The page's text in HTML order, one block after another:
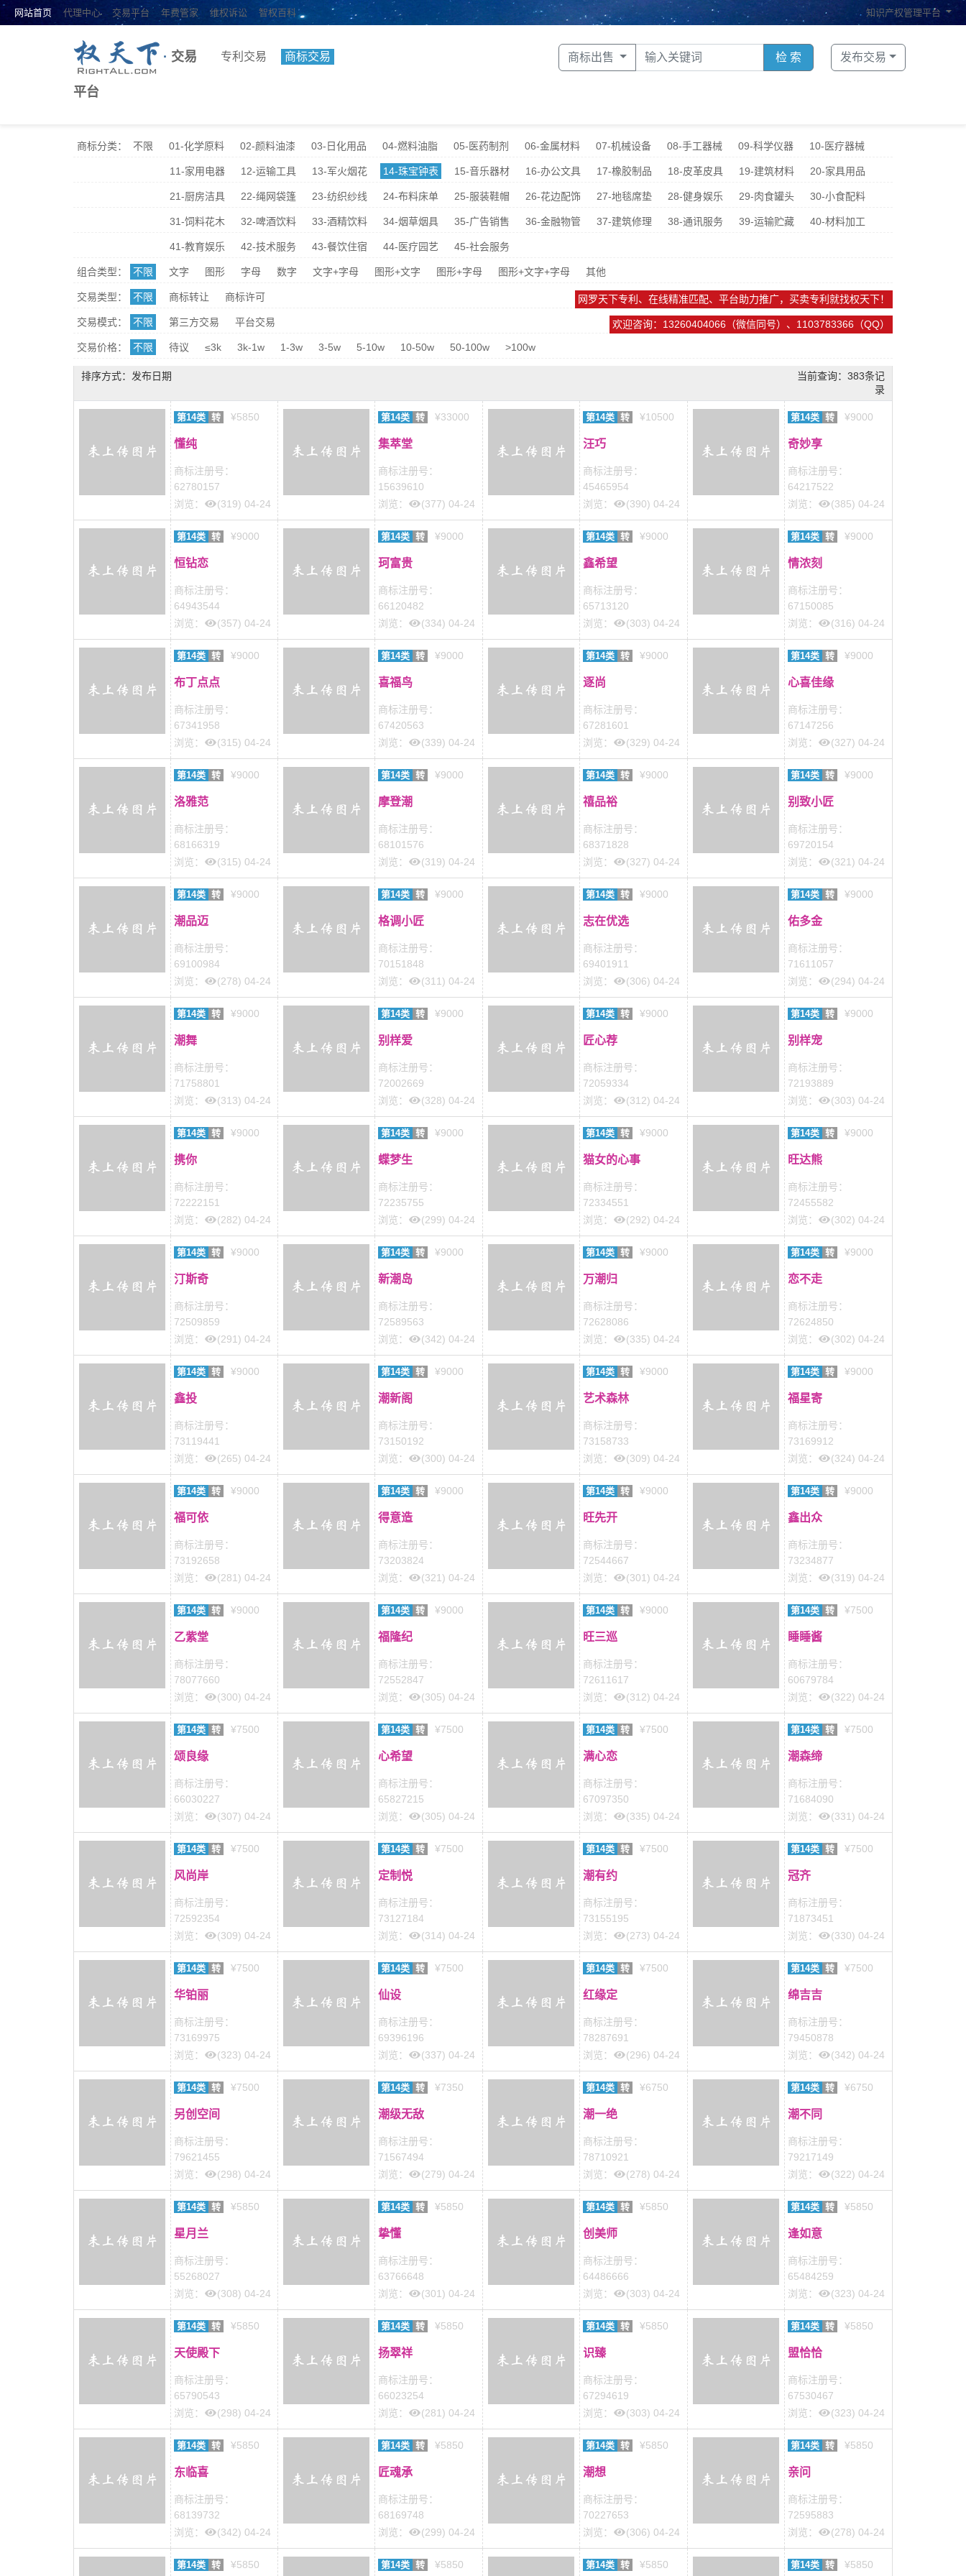
网站首页 代理中心 交易平台 年费管家 维权诉讼 智权百科 知识产权管理平台
· 交易
平台
专利交易 商标交易 商标出售 检 索 发布交易
商标分类： 不限 01-化学原料 02-颜料油漆 03-日化用品 04-燃料油脂 05-医药制剂 06-金属材料 07-机械设备 08-手工器械 09-科学仪器 10-医疗器械
11-家用电器 12-运输工具 13-军火烟花 14-珠宝钟表 15-音乐器材 16-办公文具 17-橡胶制品 18-皮革皮具 19-建筑材料 20-家具用品
21-厨房洁具 22-绳网袋篷 23-纺织纱线 24-布料床单 25-服装鞋帽 26-花边配饰 27-地毯席垫 28-健身娱乐 29-肉食罐头 30-小食配料
31-饲料花木 32-啤酒饮料 33-酒精饮料 34-烟草烟具 35-广告销售 36-金融物管 37-建筑修理 38-通讯服务 39-运输贮藏 40-材料加工
41-教育娱乐 42-技术服务 43-餐饮住宿 44-医疗园艺 45-社会服务
组合类型： 不限 文字 图形 字母 数字 文字+字母 图形+文字 图形+字母 图形+文字+字母 其他
交易类型： 不限 商标转让 商标许可
网罗天下专利、在线精准匹配、平台助力推广，买卖专利就找权天下！
交易模式：
不限 第三方交易 平台交易
欢迎咨询：13260404066（微信同号）、1103783366（QQ）
交易价格：
不限 待议 ≤3k 3k-1w 1-3w 3-5w 5-10w 10-50w 50-100w >100w
排序方式：发布日期
当前查询：383条记
录
第14类 转 ¥5850
懂纯
商标注册号：
62780157
浏览：
(319) 04-24
第14类 转 ¥33000
集萃堂
商标注册号：
15639610
浏览：
(377) 04-24
第14类 转 ¥10500
汪巧
商标注册号：
45465954
浏览：
(390) 04-24
第14类 转 ¥9000
奇妙享
商标注册号：
64217522
浏览：
(385) 04-24
第14类 转 ¥9000
恒钻恋
商标注册号：
64943544
浏览：
(357) 04-24
第14类 转 ¥9000
珂富贵
商标注册号：
66120482
浏览：
(334) 04-24
第14类 转 ¥9000
鑫希望
商标注册号：
65713120
浏览：
(303) 04-24
第14类 转 ¥9000
情浓刻
商标注册号：
67150085
浏览：
(316) 04-24
第14类 转 ¥9000
布丁点点
商标注册号：
67341958
浏览：
(315) 04-24
第14类 转 ¥9000
喜福鸟
商标注册号：
67420563
浏览：
(339) 04-24
第14类 转 ¥9000
逐尚
商标注册号：
67281601
浏览：
(329) 04-24
第14类 转 ¥9000
心喜佳缘
商标注册号：
67147256
浏览：
(327) 04-24
第14类 转 ¥9000
洛雅范
商标注册号：
68166319
浏览：
(315) 04-24
第14类 转 ¥9000
摩登潮
商标注册号：
68101576
浏览：
(319) 04-24
第14类 转 ¥9000
禧品裕
商标注册号：
68371828
浏览：
(327) 04-24
第14类 转 ¥9000
别致小匠
商标注册号：
69720154
浏览：
(321) 04-24
第14类 转 ¥9000
潮品迈
商标注册号：
69100984
浏览：
(278) 04-24
第14类 转 ¥9000
格调小匠
商标注册号：
70151848
浏览：
(311) 04-24
第14类 转 ¥9000
志在优选
商标注册号：
69401911
浏览：
(306) 04-24
第14类 转 ¥9000
佑多金
商标注册号：
71611057
浏览：
(294) 04-24
第14类 转 ¥9000
潮舞
商标注册号：
71758801
浏览：
(313) 04-24
第14类 转 ¥9000
别样爱
商标注册号：
72002669
浏览：
(328) 04-24
第14类 转 ¥9000
匠心荐
商标注册号：
72059334
浏览：
(312) 04-24
第14类 转 ¥9000
别样宠
商标注册号：
72193889
浏览：
(303) 04-24
第14类 转 ¥9000
携你
商标注册号：
72222151
浏览：
(282) 04-24
第14类 转 ¥9000
蝶梦生
商标注册号：
72235755
浏览：
(299) 04-24
第14类 转 ¥9000
猫女的心事
商标注册号：
72334551
浏览：
(292) 04-24
第14类 转 ¥9000
旺达熊
商标注册号：
72455582
浏览：
(302) 04-24
第14类 转 ¥9000
汀斯奇
商标注册号：
72509859
浏览：
(291) 04-24
第14类 转 ¥9000
新潮岛
商标注册号：
72589563
浏览：
(342) 04-24
第14类 转 ¥9000
万潮归
商标注册号：
72628086
浏览：
(335) 04-24
第14类 转 ¥9000
恋不走
商标注册号：
72624850
浏览：
(302) 04-24
第14类 转 ¥9000
鑫投
商标注册号：
73119441
浏览：
(265) 04-24
第14类 转 ¥9000
潮新阁
商标注册号：
73150192
浏览：
(300) 04-24
第14类 转 ¥9000
艺术森林
商标注册号：
73158733
浏览：
(309) 04-24
第14类 转 ¥9000
福星寄
商标注册号：
73169912
浏览：
(324) 04-24
第14类 转 ¥9000
福可依
商标注册号：
73192658
浏览：
(281) 04-24
第14类 转 ¥9000
得意造
商标注册号：
73203824
浏览：
(321) 04-24
第14类 转 ¥9000
旺先开
商标注册号：
72544667
浏览：
(301) 04-24
第14类 转 ¥9000
鑫出众
商标注册号：
73234877
浏览：
(319) 04-24
第14类 转 ¥9000
乙紫堂
商标注册号：
78077660
浏览：
(300) 04-24
第14类 转 ¥9000
福隆纪
商标注册号：
72552847
浏览：
(305) 04-24
第14类 转 ¥9000
旺三巡
商标注册号：
72611617
浏览：
(312) 04-24
第14类 转 ¥7500
睡睡酱
商标注册号：
60679784
浏览：
(322) 04-24
第14类 转 ¥7500
颂良缘
商标注册号：
66030227
浏览：
(307) 04-24
第14类 转 ¥7500
心希望
商标注册号：
65827215
浏览：
(305) 04-24
第14类 转 ¥7500
满心恋
商标注册号：
67097350
浏览：
(335) 04-24
第14类 转 ¥7500
潮森缔
商标注册号：
71684090
浏览：
(331) 04-24
第14类 转 ¥7500
风尚岸
商标注册号：
72592354
浏览：
(309) 04-24
第14类 转 ¥7500
定制悦
商标注册号：
73127184
浏览：
(314) 04-24
第14类 转 ¥7500
潮有约
商标注册号：
73155195
浏览：
(273) 04-24
第14类 转 ¥7500
冠齐
商标注册号：
71873451
浏览：
(330) 04-24
第14类 转 ¥7500
华铂丽
商标注册号：
73169975
浏览：
(323) 04-24
第14类 转 ¥7500
仙设
商标注册号：
69396196
浏览：
(337) 04-24
第14类 转 ¥7500
红缘定
商标注册号：
78287691
浏览：
(296) 04-24
第14类 转 ¥7500
绵吉吉
商标注册号：
79450878
浏览：
(342) 04-24
第14类 转 ¥7500
另创空间
商标注册号：
79621455
浏览：
(298) 04-24
第14类 转 ¥7350
潮级无敌
商标注册号：
71567494
浏览：
(279) 04-24
第14类 转 ¥6750
潮一绝
商标注册号：
78710921
浏览：
(278) 04-24
第14类 转 ¥6750
潮不同
商标注册号：
79217149
浏览：
(322) 04-24
第14类 转 ¥5850
星月兰
商标注册号：
55268027
浏览：
(308) 04-24
第14类 转 ¥5850
挚懂
商标注册号：
63766648
浏览：
(301) 04-24
第14类 转 ¥5850
创美师
商标注册号：
64486666
浏览：
(303) 04-24
第14类 转 ¥5850
逢如意
商标注册号：
65484259
浏览：
(323) 04-24
第14类 转 ¥5850
天使殿下
商标注册号：
65790543
浏览：
(298) 04-24
第14类 转 ¥5850
扬翠祥
商标注册号：
66023254
浏览：
(281) 04-24
第14类 转 ¥5850
识臻
商标注册号：
67294619
浏览：
(303) 04-24
第14类 转 ¥5850
盟恰恰
商标注册号：
67530467
浏览：
(323) 04-24
第14类 转 ¥5850
东临喜
商标注册号：
68139732
浏览：
(342) 04-24
第14类 转 ¥5850
匠魂承
商标注册号：
68169748
浏览：
(299) 04-24
第14类 转 ¥5850
潮想
商标注册号：
70227653
浏览：
(306) 04-24
第14类 转 ¥5850
亲问
商标注册号：
72595883
浏览：
(278) 04-24
第14类 转 ¥5850 第14类 转 ¥5850 第14类 转 ¥5850 第14类 转 ¥5850